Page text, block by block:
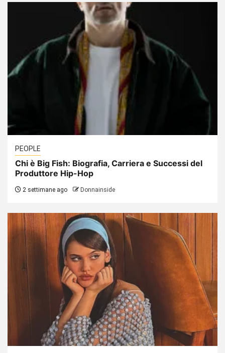
PEOPLE
Chi è Big Fish: Biografia, Carriera e Successi del
Produttore Hip-Hop
2 settimane ago Donnainside